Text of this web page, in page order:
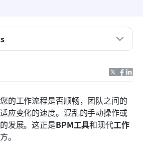
的工作流程是否顺畅，团队之间的
应变化的速度。混乱的手动操作或
发展。这正是BPM工具和现代工作
。
增长的引擎
八的BPM工具：深入评测与比较
中受益？识别最适合您业务的选